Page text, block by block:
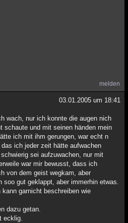
melden
03.01.2005 um 18:41
wach, nur ich konnte die augen nich
schaute und mit seinen händen mein
ich mit ihm gerungen, war echt n
ich jeder zeit hätte aufwachen
sei aufzuwachen, nur mit
war mir bewusst, dass ich
von dem geist wegkam, aber
gut geklappt, aber immerhin etwas.
garnicht beschreiben wie
dazu getan.
ecklig.